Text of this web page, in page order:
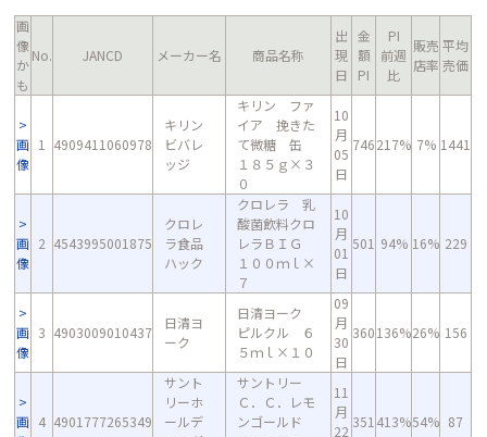
画
像
か
も
No. JANCD メーカー名 商品名称
出
現
日
金
額
PI
PI
前週
比
販売
店率
平均
売価
画
像
1 4909411060978
キリン
ビバレ
ッジ
キリン ファ
イア 挽きた
て微糖 缶
１８５ｇ×３
０
10
月
05
日
746217% 7% 1441
画
像
2 4543995001875
クロレ
ラ食品
ハック
クロレラ 乳
酸菌飲料クロ
レラＢＩＧ
１００ｍｌ×
７
10
月
01
日
501 94% 16% 229
画
像
3 4903009010437
日清ヨ
ーク
日清ヨーク
ピルクル ６
５ｍｌ×１０
09
月
30
日
360136%26% 156
画 4 4901777265349
サント
リーホ
ールデ
サントリー
Ｃ．Ｃ．レモ
ンゴールド
11
月
22
351 413%54% 87